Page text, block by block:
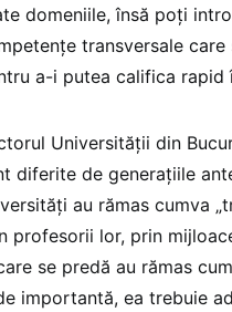
domeniile, însă poți
transversale
a-i putea califica rapid
Universității din
diferite de generațiile
au rămas cumva
profesorii lor, prin
se predă au rămas
importantă, ea trebuie